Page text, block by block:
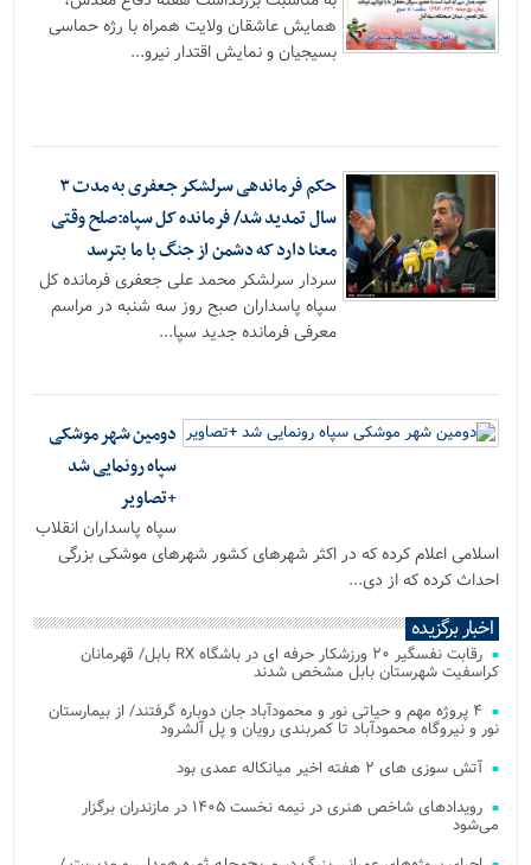
همایش عاشقان ولایت همراه با رژه حماسی
بسیجیان و نمایش اقتدار نیرو...
حکم فرماندهی سرلشکر جعفری به مدت ۳
سال تمدید شد/ فرمانده کل سپاه:صلح وقتی
معنا دارد که دشمن از جنگ با ما بترسد
سردار سرلشکر محمد علی جعفری فرمانده کل
سپاه پاسداران صبح روز سه شنبه در مراسم
معرفی فرمانده جدید سپا...
دومین شهر موشکی
سپاه رونمایی شد
+تصاویر
سپاه پاسداران انقلاب
اسلامی اعلام کرده که در اکثر شهرهای کشور شهرهای موشکی بزرگی
احداث کرده که از دی...
اخبار برگزیده
رقابت نفسگیر ۲۰ ورزشکار حرفه ای در باشگاه RX بابل/ قهرمانان
کراسفیت شهرستان بابل مشخص شدند
۴ پروژه مهم و حیاتی نور و محمودآباد جان دوباره گرفتند/ از بیمارستان
نور و نیروگاه محمودآباد تا کمربندی رویان و پل آلشرود
آتش‌ سوزی‌ های ۲ هفته اخیر میانکاله عمدی بود
رویدادهای شاخص هنری در نیمه نخست ۱۴۰۵ در مازندران برگزار
می‌شود